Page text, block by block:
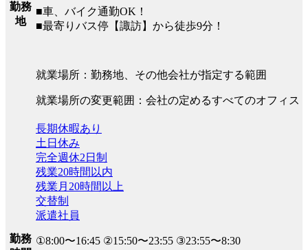
勤務
地
■車、バイク通勤OK！
■最寄りバス停【諏訪】から徒歩9分！
就業場所：勤務地、その他会社が指定する範囲
就業場所の変更範囲：会社の定めるすべてのオフィス
勤務
長期休暇あり
土日休み
完全週休2日制
残業20時間以内
残業月20時間以上
交替制
派遣社員
①8:00〜16:45 ②15:50〜23:55 ③23:55〜8:30